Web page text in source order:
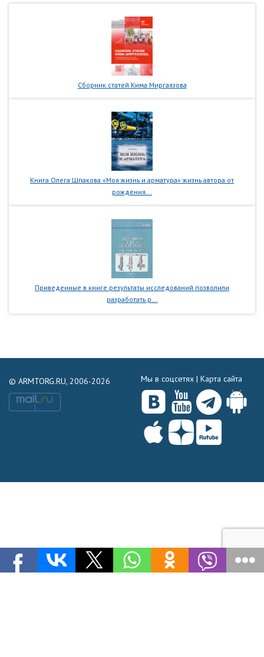
Сборник статей Кима Миргаязова
Книга Олега Шпакова «Моя жизнь и арматура» жизнь автора от
рождения...
Приведенные в книге результаты исследований позволили
разработать р...
© ARMTORG.RU, 2006-2026 Мы в соцсетях | Карта сайта